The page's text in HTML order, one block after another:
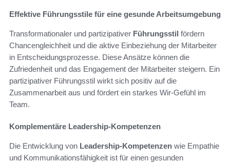
Effektive Führungsstile für eine gesunde Arbeitsumgebung
Transformationaler und partizipativer Führungsstil fördern
Chancengleichheit und die aktive Einbeziehung der Mitarbeiter
in Entscheidungsprozesse. Diese Ansätze können die
Zufriedenheit und das Engagement der Mitarbeiter steigern. Ein
partizipativer Führungsstil wirkt sich positiv auf die
Zusammenarbeit aus und fördert ein starkes Wir-Gefühl im
Team.
Komplementäre Leadership-Kompetenzen
Die Entwicklung von Leadership-Kompetenzen wie Empathie
und Kommunikationsfähigkeit ist für einen gesunden